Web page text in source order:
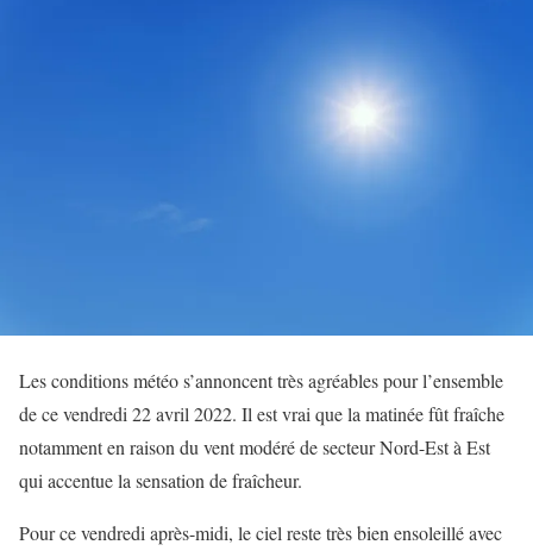
Les conditions météo s’annoncent très agréables pour l’ensemble
de ce vendredi 22 avril 2022. Il est vrai que la matinée fût fraîche
notamment en raison du vent modéré de secteur Nord-Est à Est
qui accentue la sensation de fraîcheur.
Pour ce vendredi après-midi, le ciel reste très bien ensoleillé avec